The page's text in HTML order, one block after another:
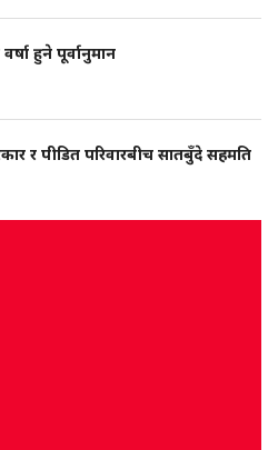
हुने पूर्वानुमान
र पीडित परिवारबीच सातबुँदे सहमति